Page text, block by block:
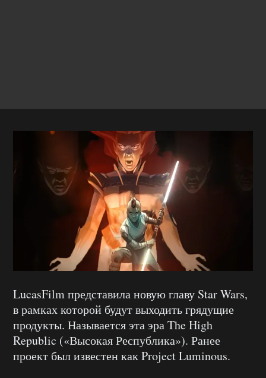
LucasFilm представила новую главу Star Wars,
в рамках которой будут выходить грядущие
продукты. Называется эта эра The High
Republic («Высокая Республика»). Ранее
проект был известен как Project Luminous.